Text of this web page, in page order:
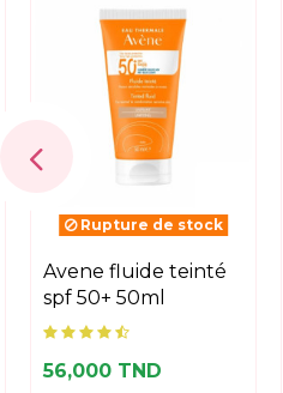
Rupture de stock
avene fluide teinté
spf 50+ 50ml
56,000 TND